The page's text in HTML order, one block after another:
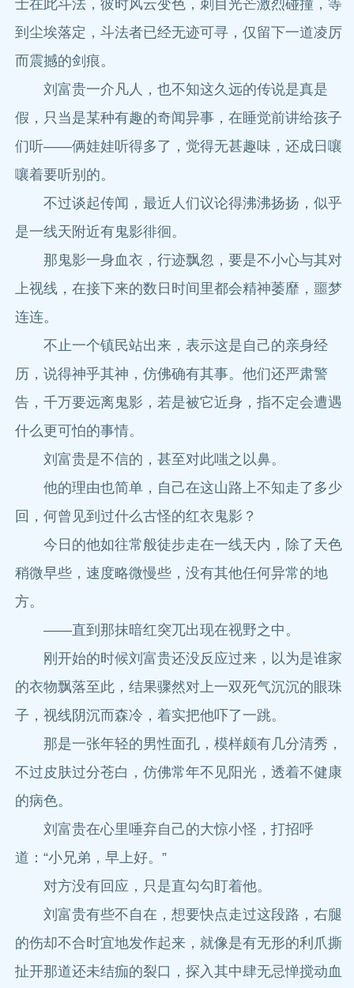
士在此斗法，彼时风云变色，刺目光芒激烈碰撞，等
到尘埃落定，斗法者已经无迹可寻，仅留下一道凌厉
而震撼的剑痕。
刘富贵一介凡人，也不知这久远的传说是真是
假，只当是某种有趣的奇闻异事，在睡觉前讲给孩子
们听——俩娃娃听得多了，觉得无甚趣味，还成日嚷
嚷着要听别的。
不过谈起传闻，最近人们议论得沸沸扬扬，似乎
是一线天附近有鬼影徘徊。
那鬼影一身血衣，行迹飘忽，要是不小心与其对
上视线，在接下来的数日时间里都会精神萎靡，噩梦
连连。
不止一个镇民站出来，表示这是自己的亲身经
历，说得神乎其神，仿佛确有其事。他们还严肃警
告，千万要远离鬼影，若是被它近身，指不定会遭遇
什么更可怕的事情。
刘富贵是不信的，甚至对此嗤之以鼻。
他的理由也简单，自己在这山路上不知走了多少
回，何曾见到过什么古怪的红衣鬼影？
今日的他如往常般徒步走在一线天内，除了天色
稍微早些，速度略微慢些，没有其他任何异常的地
方。
——直到那抹暗红突兀出现在视野之中。
刚开始的时候刘富贵还没反应过来，以为是谁家
的衣物飘落至此，结果骤然对上一双死气沉沉的眼珠
子，视线阴沉而森冷，着实把他吓了一跳。
那是一张年轻的男性面孔，模样颇有几分清秀，
不过皮肤过分苍白，仿佛常年不见阳光，透着不健康
的病色。
刘富贵在心里唾弃自己的大惊小怪，打招呼
道：“小兄弟，早上好。”
对方没有回应，只是直勾勾盯着他。
刘富贵有些不自在，想要快点走过这段路，右腿
的伤却不合时宜地发作起来，就像是有无形的利爪撕
扯开那道还未结痂的裂口，探入其中肆无忌惮搅动血